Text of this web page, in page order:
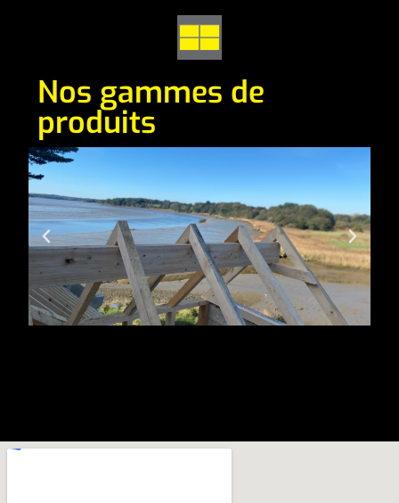
Nos gammes de
produits